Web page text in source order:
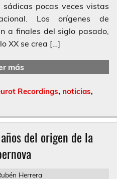
pocas veces vistas
Los orígenes de
a finales del siglo pasado,
XX se crea […]
más
Recordings, noticias,
del origen de la
Herrera